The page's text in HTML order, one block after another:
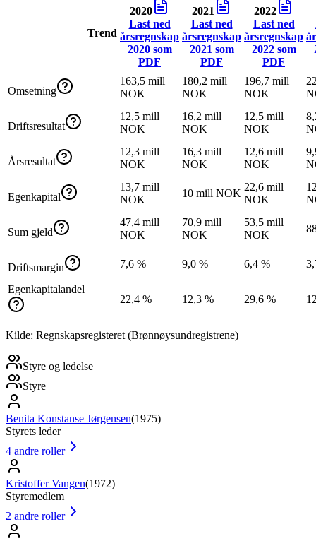
Trend
2020
Last ned
årsregnskap
2020som
PDF
2021
Last ned
årsregnskap
2021 som
PDF
2022
Last ned
årsregnskap
2022som
PDF
Omsetning
163,5 mill
NOK
180,2 mill
NOK
196,7 mill
NOK
Driftsresultat
12,5 mill
NOK
16,2 mill
NOK
12,5 mill
NOK
Årsresultat
12,3 mill
NOK
16,3 mill
NOK
12,6 mill
NOK
Egenkapital
13,7 mill
NOK
10 mill NOK
22,6 mill
NOK
Sum gjeld
47,4 mill
NOK
70,9 mill
NOK
53,5 mill
NOK
Driftsmargin 7,6 % 9,0 % 6,4 %
Egenkapitalandel
22,4 %
12,3 % 29,6 %
Kilde: Regnskapsregisteret (Brønnøysundregistrene)
Styre og ledelse
Styre
Benita Konstanse Jørgensen(1975)
Styrets leder
4 andre roller
Kristoffer Vangen(1972)
Styremedlem
2 andre roller